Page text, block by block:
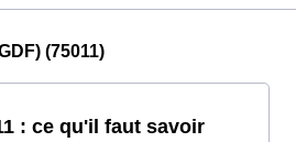
(75011)
: ce qu'il faut savoir